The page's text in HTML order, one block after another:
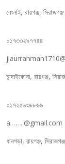
বেংনাই, রায়গঞ্জ,
০১৭৩৩২৯৭৭৪৪
চান্দাইকোনা, রায়গঞ্জ,
০১৭২৫৬৩৮৮৬৯
a……..@gmail.com
ধানগড়া, রায়গঞ্জ,